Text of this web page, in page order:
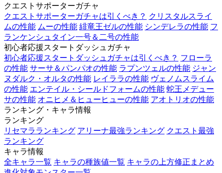
クエストサポーターガチャ
クエストサポーターガチャは引くべき？ クリスタルスライ
ムの性能 ムーの性能 緋竜王ゼルの性能 シンデレラの性能 フ
ランケンシュタイン一号＆二号の性能
初心者応援スタートダッシュガチャ
初心者応援スタートダッシュガチャは引くべき？ フローラ
の性能 サーサ＆パンパオの性能 ラプンツェルの性能 ジャン
ヌダルク・オルタの性能 レイララの性能 ヴェノムスライム
の性能 エンテイル・シールドフォームの性能 蛇王メデュー
サの性能 オニヒメ＆ヒューヒューの性能 アオトリオの性能
ランキング・キャラ情報
ランキング
リセマラランキング アリーナ最強ランキング クエスト最強
ランキング
キャラ情報
全キャラ一覧 キャラの種族値一覧 キャラの上方修正まとめ